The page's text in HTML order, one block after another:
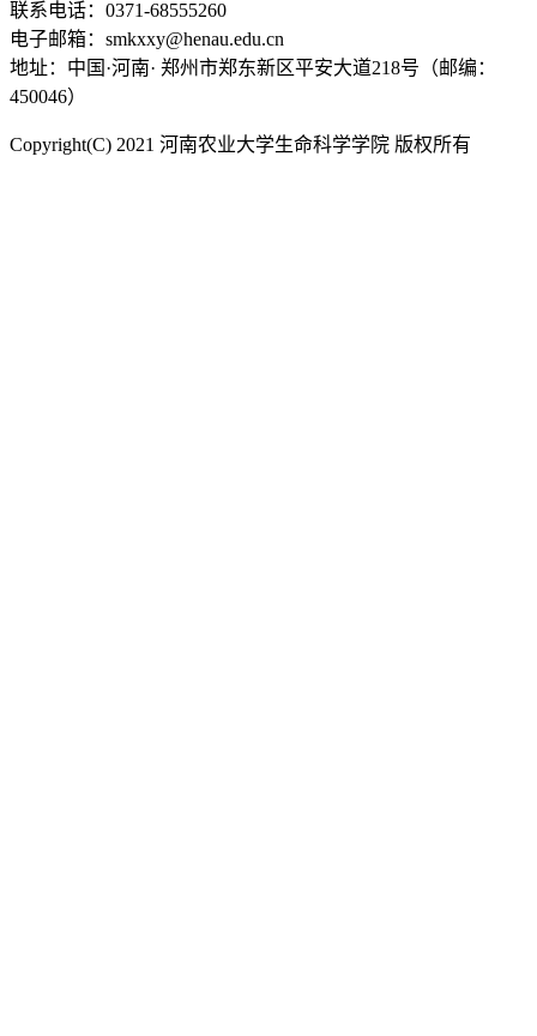
联系电话：0371-68555260
电子邮箱：smkxxy@henau.edu.cn
地址：中国·河南· 郑州市郑东新区平安大道218号（邮编：
450046）
Copyright(C) 2021 河南农业大学生命科学学院 版权所有